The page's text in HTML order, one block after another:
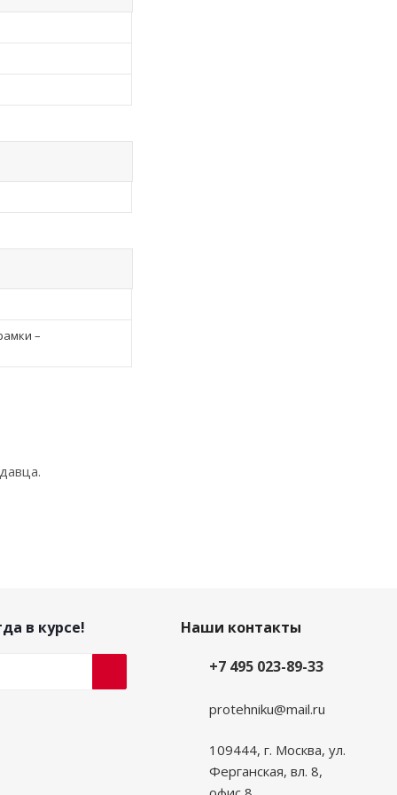
–
в курсе!
Наши контакты
+7 495 023-89-33
protehniku@mail.ru
109444, г. Москва, ул.
Ферганская, вл. 8,